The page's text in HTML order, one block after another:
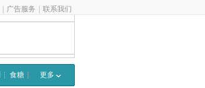
广告服务 联系我们
食糖 更多